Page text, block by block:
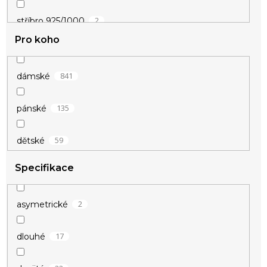
stříbro 925/1000 2
Pro koho
dámské 841
pánské 135
dětské 59
Specifikace
asymetrické 2
dlouhé 17